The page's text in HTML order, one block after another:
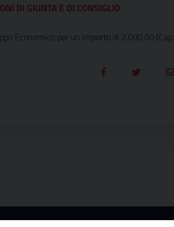
DI GIUNTA E DI CONSIGLIO
Economico per un importo di 2.000,00 (Cap.